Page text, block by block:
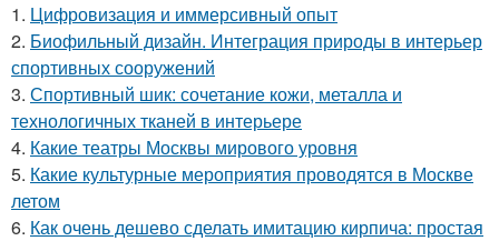
1. Цифровизация и иммерсивный опыт
2. Биофильный дизайн. Интеграция природы в интерьер
спортивных сооружений
3. Спортивный шик: сочетание кожи, металла и
технологичных тканей в интерьере
4. Какие театры Москвы мирового уровня
5. Какие культурные мероприятия проводятся в Москве
летом
6. Как очень дешево сделать имитацию кирпича: простая